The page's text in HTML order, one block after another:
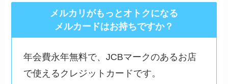
メルカリがもっとオトクになる
メルカードはお持ちですか？
年会費永年無料で、JCBマークのあるお店
で使えるクレジットカードです。